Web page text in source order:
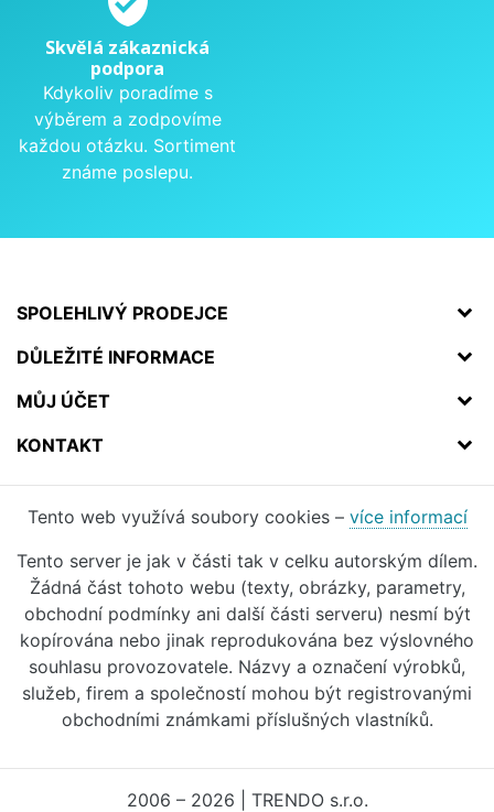
Skvělá zákaznická
podpora
Kdykoliv poradíme s
výběrem a zodpovíme
každou otázku. Sortiment
známe poslepu.
SPOLEHLIVÝ PRODEJCE
DŮLEŽITÉ INFORMACE
MŮJ ÚČET
KONTAKT
Tento web využívá soubory cookies – více informací
Tento server je jak v části tak v celku autorským dílem.
Žádná část tohoto webu (texty, obrázky, parametry,
obchodní podmínky ani další části serveru) nesmí být
kopírována nebo jinak reprodukována bez výslovného
souhlasu provozovatele. Názvy a označení výrobků,
služeb, firem a společností mohou být registrovanými
obchodními známkami příslušných vlastníků.
2006 – 2026 | TRENDO s.r.o.